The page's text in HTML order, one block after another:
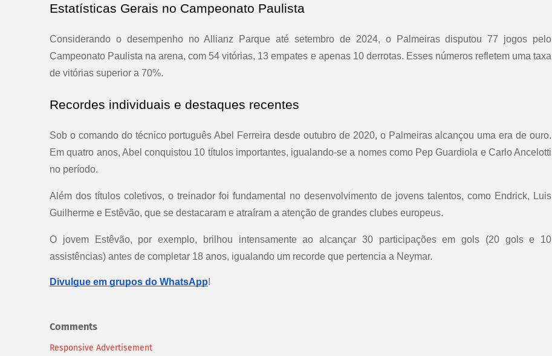
Estatísticas Gerais no Campeonato Paulista
Considerando o desempenho no Allianz Parque até setembro de 2024, o Palmeiras disputou 77 jogos pelo
Campeonato Paulista na arena, com 54 vitórias, 13 empates e apenas 10 derrotas. Esses números refletem uma taxa
de vitórias superior a 70%.
Recordes individuais e destaques recentes
Sob o comando do técnico português Abel Ferreira desde outubro de 2020, o Palmeiras alcançou uma era de ouro.
Em quatro anos, Abel conquistou 10 títulos importantes, igualando-se a nomes como Pep Guardiola e Carlo Ancelotti
no período.
Além dos títulos coletivos, o treinador foi fundamental no desenvolvimento de jovens talentos, como Endrick, Luis
Guilherme e Estêvão, que se destacaram e atraíram a atenção de grandes clubes europeus.
O jovem Estêvão, por exemplo, brilhou intensamente ao alcançar 30 participações em gols (20 gols e 10
assistências) antes de completar 18 anos, igualando um recorde que pertencia a Neymar.
Divulgue em grupos do WhatsApp!
Comments
Responsive Advertisement